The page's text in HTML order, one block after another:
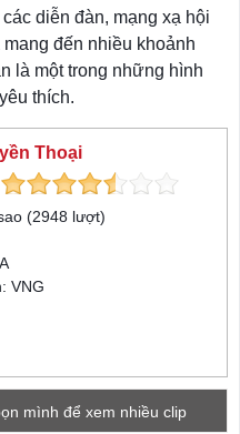
diễn đàn, mạng xạ hội
đến nhiều khoảnh
là một trong những hình
thích.
Thoại
(2948 lượt)
VNG
mình để xem nhiều clip